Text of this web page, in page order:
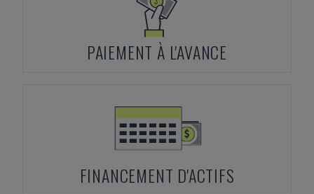
PAIEMENT À L'AVANCE
FINANCEMENT D'ACTIFS